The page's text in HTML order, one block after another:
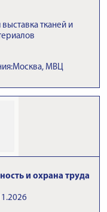
тканей и
МВЦ
и охрана труда